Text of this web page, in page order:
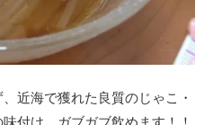
近海で獲れた良質のじゃこ・